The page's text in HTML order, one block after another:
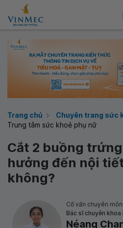
Trang chủ
Chuyên trang sức
Trung tâm sức khoẻ phụ nữ
Cắt 2 buồng
hưởng đến nội
không?
Cố vấn chuyên môn
Bác sĩ chuyên khoa
Néang